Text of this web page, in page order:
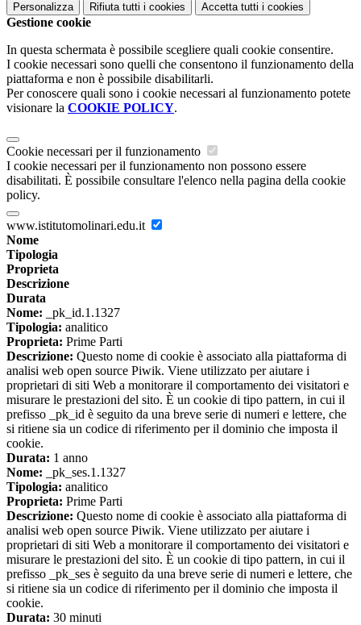
Personalizza Rifiuta tutti i cookies Accetta tutti i cookies
Gestione cookie
In questa schermata è possibile scegliere quali cookie consentire.
I cookie necessari sono quelli che consentono il funzionamento della
piattaforma e non è possibile disabilitarli.
Per conoscere quali sono i cookie necessari al funzionamento potete
visionare la COOKIE POLICY.
Cookie necessari per il funzionamento
I cookie necessari per il funzionamento non possono essere
disabilitati. È possibile consultare l'elenco nella pagina della cookie
policy.
www.istitutomolinari.edu.it
Nome
Tipologia
Proprieta
Descrizione
Durata
Nome: _pk_id.1.1327
Tipologia: analitico
Proprieta: Prime Parti
Descrizione: Questo nome di cookie è associato alla piattaforma di
analisi web open source Piwik. Viene utilizzato per aiutare i
proprietari di siti Web a monitorare il comportamento dei visitatori e
misurare le prestazioni del sito. È un cookie di tipo pattern, in cui il
prefisso _pk_id è seguito da una breve serie di numeri e lettere, che
si ritiene sia un codice di riferimento per il dominio che imposta il
cookie.
Durata: 1 anno
Nome: _pk_ses.1.1327
Tipologia: analitico
Proprieta: Prime Parti
Descrizione: Questo nome di cookie è associato alla piattaforma di
analisi web open source Piwik. Viene utilizzato per aiutare i
proprietari di siti Web a monitorare il comportamento dei visitatori e
misurare le prestazioni del sito. È un cookie di tipo pattern, in cui il
prefisso _pk_ses è seguito da una breve serie di numeri e lettere, che
si ritiene sia un codice di riferimento per il dominio che imposta il
cookie.
Durata: 30 minuti